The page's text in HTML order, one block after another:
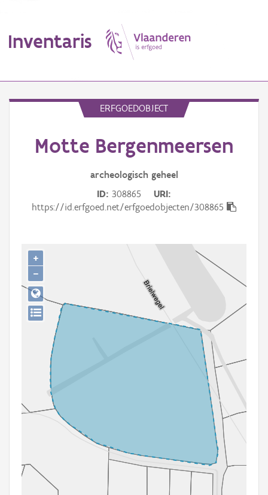
Inventaris
Erfgoedobject
Gebeurtenis
Persoon of collectief
Downloads
ERFGOEDOBJECT
Motte Bergenmeersen
archeologisch geheel
ID 308865
URI
https://id.erfgoed.net/erfgoedobjecten/308865
+
−